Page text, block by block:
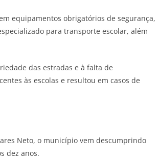
equipamentos obrigatórios de segurança,
para transporte escolar, além
das estradas e à falta de
às escolas e resultou em casos de
Neto, o município vem descumprindo
dez anos.